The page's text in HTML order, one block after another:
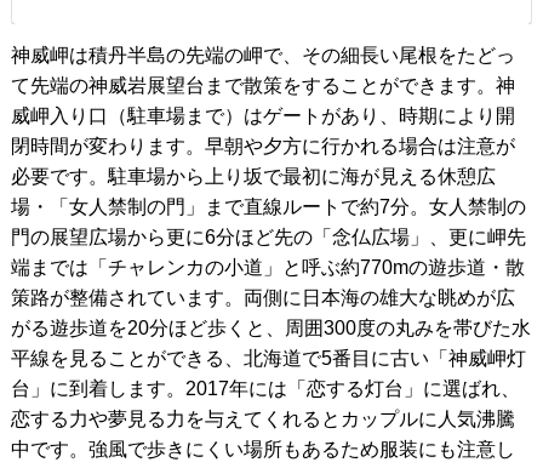
神威岬は積丹半島の先端の岬で、その細長い尾根をたどっ
て先端の神威岩展望台まで散策をすることができます。神
威岬入り口（駐車場まで）はゲートがあり、時期により開
閉時間が変わります。早朝や夕方に行かれる場合は注意が
必要です。駐車場から上り坂で最初に海が見える休憩広
場・「女人禁制の門」まで直線ルートで約7分。女人禁制の
門の展望広場から更に6分ほど先の「念仏広場」、更に岬先
端までは「チャレンカの小道」と呼ぶ約770mの遊歩道・散
策路が整備されています。両側に日本海の雄大な眺めが広
がる遊歩道を20分ほど歩くと、周囲300度の丸みを帯びた水
平線を見ることができる、北海道で5番目に古い「神威岬灯
台」に到着します。2017年には「恋する灯台」に選ばれ、
恋する力や夢見る力を与えてくれるとカップルに人気沸騰
中です。強風で歩きにくい場所もあるため服装にも注意し